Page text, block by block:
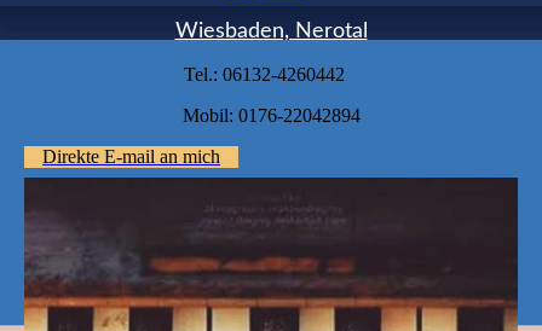
Wiesbaden, Nerotal
Tel.: 06132-4260442
Mobil: 0176-22042894
Direkte E-mail an mich